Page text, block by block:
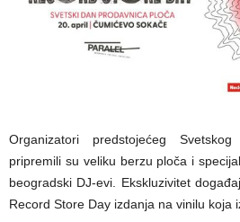
Organizatori predstojećeg
pripremili su veliku berzu ploča i
beogradski DJ-evi. Ekskluzivitet
Record Store Day izdanja na vinilu koja